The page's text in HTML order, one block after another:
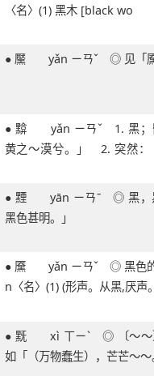
〈名〉(1) 黑木 [black wo
● 黶 yǎn ㄧㄢˇ ◎ 见「
● 黭 yǎn ㄧㄢˇ 1. 黑；昏暗：「类曛
黄之～漠兮。」 2. 突然：
● 黫 yān ㄧㄢˉ ◎ 黑，黑色：「～然
黑色甚明。」
● 黡 yǎn ㄧㄢˇ ◎ 黑色的痣。◎ 黡 yǎ
n〈名〉(1) (形声。从黑,厌声
● 黖 xì ㄒㄧˋ ◎ 〔～～〕昏暗不明，
如「（万物蠢生），芒芒～～